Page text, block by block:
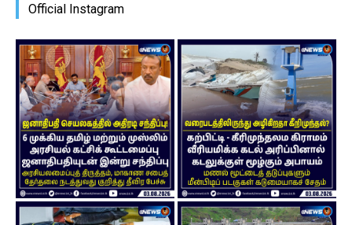
Official Instagram